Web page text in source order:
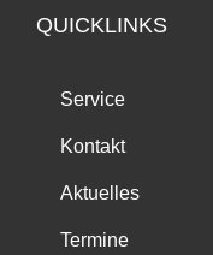
QUICKLINKS
Service
Kontakt
Aktuelles
Termine